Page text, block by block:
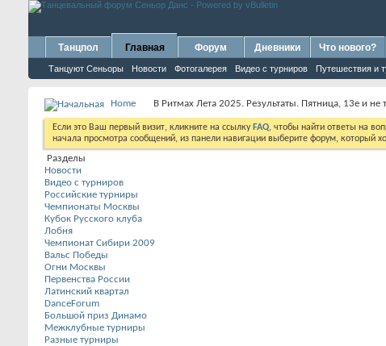
Танцпол Главная
Танцуют Сеньоры Новости Фотогалерея Видео с турниров Путешествия и
Форум Дневники Что нового?
Home В Ритмах Лета 2025. Результаты. Пятница, 13е и не
Если это Ваш первый визит, кликните на ссылку FAQ, чтобы найти ответы на
начала просмотра сообщений, из панели навигации выберите форум, который
Разделы
Новости
Видео с турниров
Российские турниры
Чемпионаты Москвы
Кубок Русского клуба
Лобня
Чемпионат Сибири 2009
Вальс Победы
Огни Москвы
Первенства России
Латинский квартал
DanceForum
Большой приз Динамо
Межклубные турниры
Разные турниры